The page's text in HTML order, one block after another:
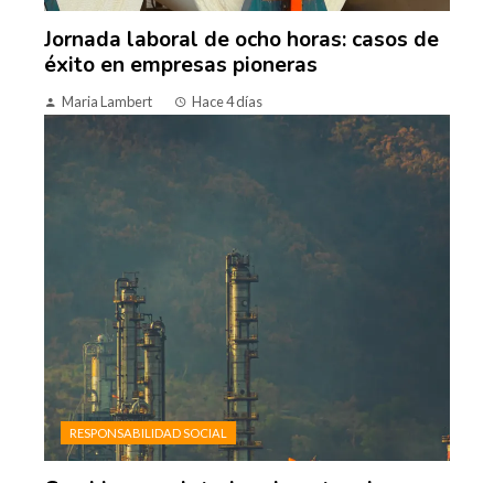
Jornada laboral de ocho horas: casos de
éxito en empresas pioneras
Maria Lambert Hace 4 días
RESPONSABILIDAD SOCIAL